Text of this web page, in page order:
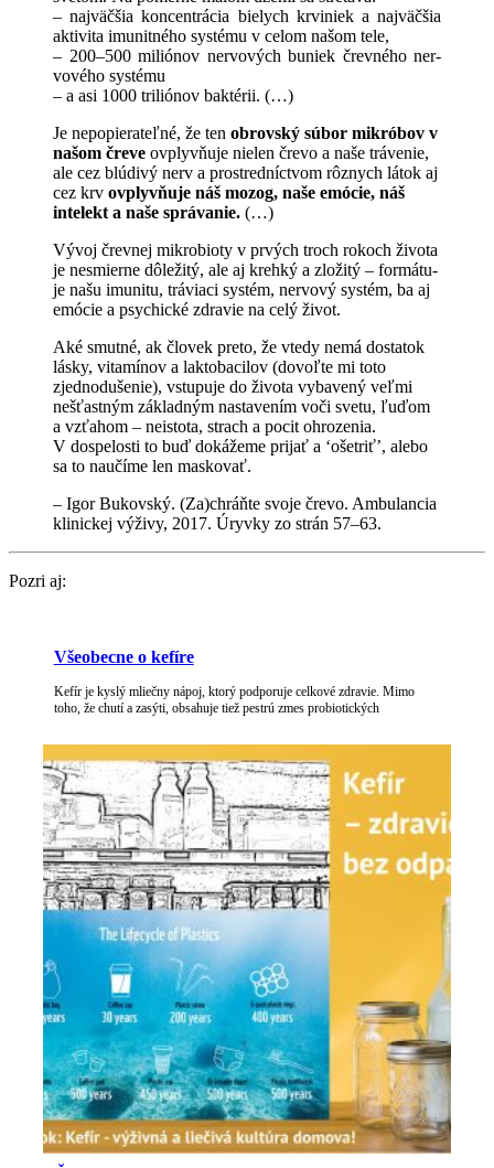
– najväčšia koncen­trá­cia bielych krviniek a najväčšia
ak­ti­vita imuni­tného sys­té­mu v celom našom tele,
– 200–500 mil­iónov ner­vových bu­niek črevného ner­
vové­ho systému
– a asi 1000 tril­iónov baktérii. (…)
Je nepopier­ateľné, že ten obrovský súbor mikróbov v⁠
našom čreve ovplyvňu­je nie­len čre­vo a naše tráve­nie,
ale cez blú­di­vý nerv a prostred­níctvom rôznych látok aj
cez krv ovplyvňu­je náš mozog, naše emó­cie, náš
intelekt a naše sprá­vanie. (…)
Vývoj črevnej mikro­bio­ty v prvých troch rokoch živo­ta
je nesmierne dôležitý, ale aj krehký a zložitý – for­má­tu­
je našu imu­ni­tu, tráviaci sys­tém, ner­vový sys­tém, ba aj
emó­cie a psy­chické zdravie na celý život.
Aké smut­né, ak človek pre­to, že vtedy nemá dosta­tok
lásky, vita­mínov a lak­to­bacilov (dovoľte mi toto
zjednodu­šenie), vstupu­je do živ­ota vybavený veľ­mi
nešťast­ným zá­kladným nas­tavením voči sve­tu, ľuďom
a vzťa­hom – neis­tota, stra­ch a poc­it ohrozenia.
V dospelosti to buď do­kážeme pri­jať a ‘ošetriť’, ale­bo
sa to naučíme len maskovať.
– Igor Bukovský. (Za)chráňte svo­je čre­vo. Ambu­lan­cia
klin­ick­ej výživy, 2017. Úryvky zo strán 57–63.
Pozri aj:
Všeobec­ne o kefíre
Kefír je kys­lý mliečny nápoj, ktorý pod­poru­je celkové zdra­vie. Mimo
toho, že chutí a⁠ zasýti, obsahu­je tiež pestrú zmes probiotických